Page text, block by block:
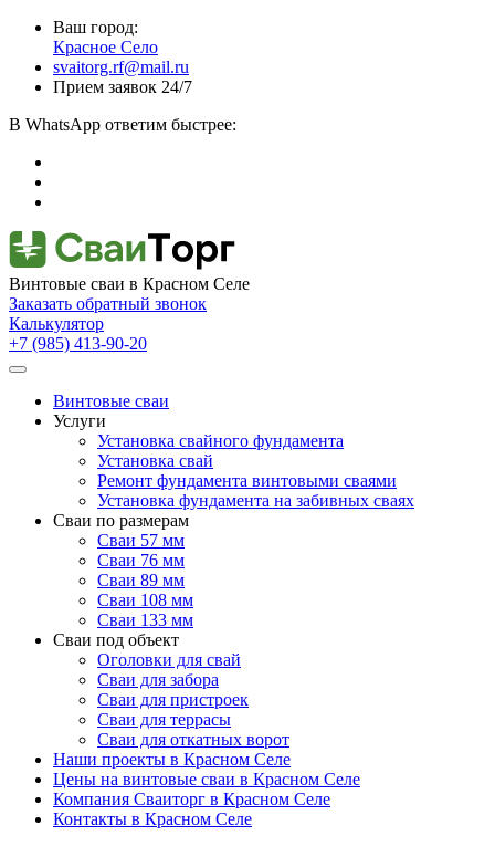
Ваш город:
Красное Село
svaitorg.rf@mail.ru
Прием заявок 24/7
В WhatsApp ответим быстрее:
Винтовые сваи в Красном Селе
Заказать обратный звонок
Калькулятор
+7 (985) 413-90-20
Винтовые сваи
Услуги
Установка свайного фундамента
Установка свай
Ремонт фундамента винтовыми сваями
Установка фундамента на забивных сваях
Сваи по размерам
Сваи 57 мм
Сваи 76 мм
Сваи 89 мм
Сваи 108 мм
Сваи 133 мм
Сваи под объект
Оголовки для свай
Сваи для забора
Сваи для пристроек
Сваи для террасы
Сваи для откатных ворот
Наши проекты в Красном Селе
Цены на винтовые сваи в Красном Селе
Компания Сваиторг в Красном Селе
Контакты в Красном Селе